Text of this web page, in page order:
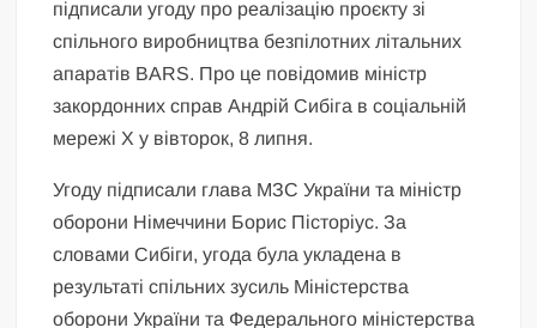
підписали угоду про реалізацію проєкту зі
спільного виробництва безпілотних літальних
апаратів BARS. Про це повідомив міністр
закордонних справ Андрій Сибіга в соціальній
мережі Х у вівторок, 8 липня.
Угоду підписали глава МЗС України та міністр
оборони Німеччини Борис Пісторіус. За
словами Сибіги, угода була укладена в
результаті спільних зусиль Міністерства
оборони України та Федерального міністерства